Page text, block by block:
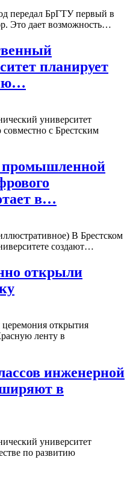
передал БрГТУ первый в
Это дает возможность…
планирует
университет
с Брестским
промышленной
в…
В Брестском
создают…
открыли
церемония открытия
ленту в
инженерной
в
университет
по развитию